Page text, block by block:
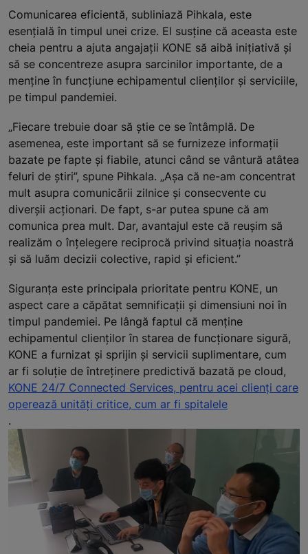
Comunicarea eficientă, subliniază Pihkala, este
esențială în timpul unei crize. El susține că aceasta este
cheia pentru a ajuta angajații KONE să aibă inițiativă și
să se concentreze asupra sarcinilor importante, de a
menține în funcțiune echipamentul clienților și serviciile,
pe timpul pandemiei.
„Fiecare trebuie doar să știe ce se întâmplă. De
asemenea, este important să se furnizeze informații
bazate pe fapte și fiabile, atunci când se vântură atâtea
feluri de știri”, spune Pihkala. „Așa că ne-am concentrat
mult asupra comunicării zilnice și consecvente cu
diverșii acționari. De fapt, s-ar putea spune că am
comunica prea mult. Dar, avantajul este că reușim să
realizăm o înțelegere reciprocă privind situația noastră
și să luăm decizii colective, rapid și eficient.”
Siguranța este principala prioritate pentru KONE, un
aspect care a căpătat semnificații și dimensiuni noi în
timpul pandemiei. Pe lângă faptul că menține
echipamentul clienților în starea de funcționare sigură,
KONE a furnizat și sprijin și servicii suplimentare, cum
ar fi soluție de întreținere predictivă bazată pe cloud,
KONE 24/7 Connected Services, pentru acei clienți care
operează unități critice, cum ar fi spitalele
.